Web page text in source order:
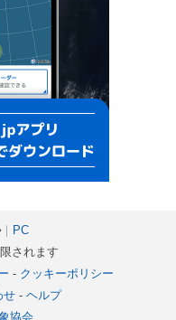
｜
PC
されます
- クッキーポリシー
せ- ヘルプ
協会